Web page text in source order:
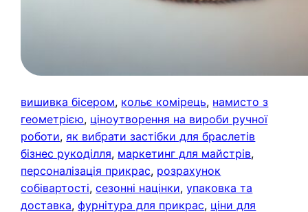
вишивка бісером, кольє комірець, намисто з
геометрією, ціноутворення на вироби ручної
роботи, як вибрати застібки для браслетів
бізнес рукоділля, маркетинг для майстрів
персоналізація прикрас, розрахунок
собівартості, сезонні націнки, упаковка та
доставка, фурнітура для прикрас, ціни для